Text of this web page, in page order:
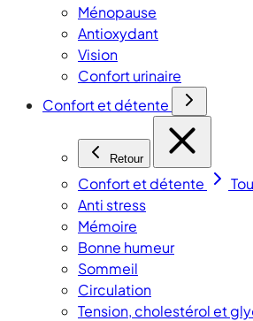
Ménopause
Antioxydant
Vision
Confort urinaire
Confort et détente
Retour
Confort et détente
Anti stress
Mémoire
Bonne humeur
Sommeil
Circulation
Tension, cholestérol et